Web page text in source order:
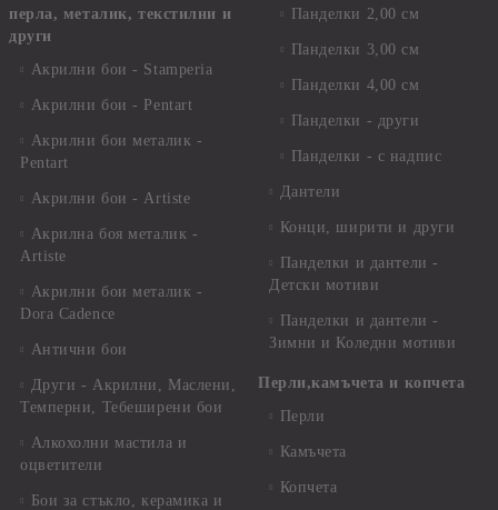
перла, металик, текстилни и
други
Акрилни бои - Stamperia
Акрилни бои - Pentart
Акрилни бои металик -
Pentart
Акрилни бои - Artiste
Акрилна боя металик -
Artiste
Акрилни бои металик -
Dora Cadence
Антични бои
Други - Акрилни, Маслени,
Темперни, Тебеширени бои
Алкохолни мастила и
оцветители
Бои за стъкло, керамика и
Панделки 2,00 см
Панделки 3,00 см
Панделки 4,00 см
Панделки - други
Панделки - с надпис
Дантели
Конци, ширити и други
Панделки и дантели -
Детски мотиви
Панделки и дантели -
Зимни и Коледни мотиви
Перли,камъчета и копчета
Перли
Камъчета
Копчета